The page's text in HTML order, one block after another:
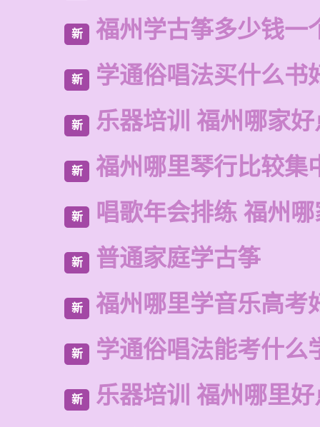
新 福州学古筝多少钱一
新 学通俗唱法买什么书
新 乐器培训 福州哪家
新 福州哪里琴行比较集
新 唱歌年会排练 福州
新 普通家庭学古筝
新 福州哪里学音乐高考
新 学通俗唱法能考什么
新 乐器培训 福州哪里